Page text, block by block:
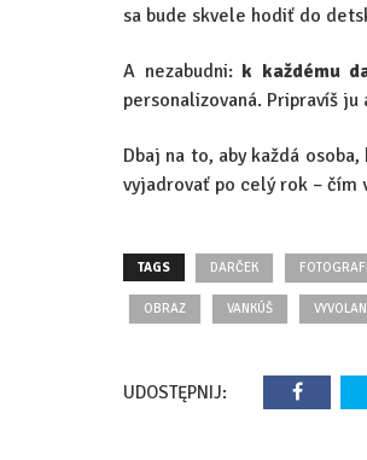
sa bude skvele hodiť do
A nezabudni: k každému
personalizovaná. Pripravíš ju
Dbaj na to, aby každá
vyjadrovať po celý rok – čím
TAGS DARČEK
OBRAZ VANKÚŠ
UDOSTĘPNIJ: